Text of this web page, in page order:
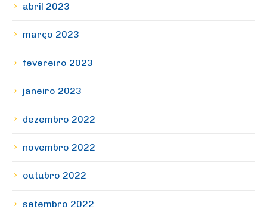
abril 2023
março 2023
fevereiro 2023
janeiro 2023
dezembro 2022
novembro 2022
outubro 2022
setembro 2022